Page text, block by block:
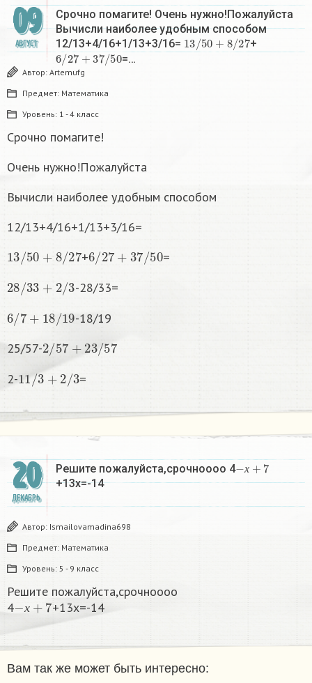
09
АВГУСТ
Срочно помагите! Очень нужно!Пожалуйста
Вычисли наиболее удобным способом
12/13+4/16+1/13+3/16= 13 /50 + /27 +
6/27+37/50 =…
Автор: Artemufg
Предмет: Математика
Уровень: 1 - 4 класс
Срочно помагите!
Очень нужно!Пожалуйста
Вычисли наиболее удобным способом
12/13+4/16+1/13+3/16=
13 /50 /27 +6 /27+ 37/50 =
28 /33 /3 -28/33=
6 /7 /19
-18/19
25/57-2 /57 23/57
2-1 1 /3+2 /3 =
20
ДЕКАБРЬ
Решите пожалуйста,срочноооо 4 х
−х+7
+13х=-14​
Автор: Ismailovamadina698
Предмет: Математика
Уровень: 5 - 9 класс
Решите пожалуйста,срочноооо
4
х
−х+7 +13х=-14​
Вам так же может быть интересно: